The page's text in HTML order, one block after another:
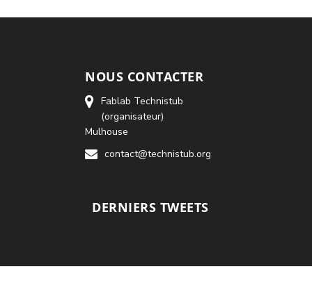
NOUS CONTACTER
Fablab Technistub
(organisateur)
Mulhouse
contact@technistub.org
DERNIERS TWEETS